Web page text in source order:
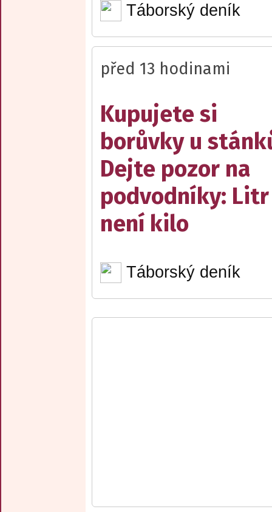
Táborský deník
před 13 hodinami
Kupujete si
borůvky u
Dejte pozor na
podvodníky: Litr
není kilo
Táborský deník